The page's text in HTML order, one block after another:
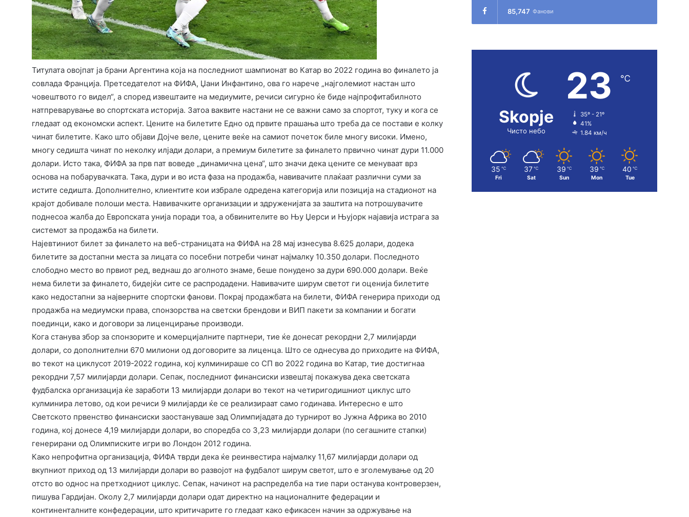
Титулата овојпат ја брани Аргентина која на последниот шампионат во Катар во 2022 година во финалето ја
совлада Франција. Претседателот на ФИФА, Џани Инфантино, ова го нарече „најголемиот настан што
човештвото го видел“, а според извештаите на медиумите, речиси сигурно ќе биде најпрофитабилното
натпреварување во спортската историја. Затоа ваквите настани не се важни само за спортот, туку и кога се
гледаат од економски аспект. Цените на билетите Едно од првите прашања што треба да се постави е колку
чинат билетите. Како што објави Дојче веле, цените веќе на самиот почеток биле многу високи. Имено,
многу седишта чинат по неколку илјади долари, а премиум билетите за финалето првично чинат дури 11.000
долари. Исто така, ФИФА за прв пат воведе „динамична цена“, што значи дека цените се менуваат врз
основа на побарувачката. Така, дури и во иста фаза на продажба, навивачите плаќаат различни суми за
истите седишта. Дополнително, клиентите кои избрале одредена категорија или позиција на стадионот на
крајот добивале полоши места. Навивачките организации и здруженијата за заштита на потрошувачите
поднесоа жалба до Европската унија поради тоа, а обвинителите во Њу Џерси и Њујорк најавија истрага за
системот за продажба на билети.
Најевтиниот билет за финалето на веб-страницата на ФИФА на 28 мај изнесува 8.625 долари, додека
билетите за достапни места за лицата со посебни потреби чинат најмалку 10.350 долари. Последното
слободно место во првиот ред, веднаш до аголното знаме, беше понудено за дури 690.000 долари. Веќе
нема билети за финалето, бидејќи сите се распродадени. Навивачите ширум светот ги оценија билетите
како недостапни за најверните спортски фанови. Покрај продажбата на билети, ФИФА генерира приходи од
продажба на медиумски права, спонзорства на светски брендови и ВИП пакети за компании и богати
поединци, како и договори за лиценцирање производи.
Кога станува збор за спонзорите и комерцијалните партнери, тие ќе донесат рекордни 2,7 милијарди
долари, со дополнителни 670 милиони од договорите за лиценца. Што се однесува до приходите на ФИФА,
во текот на циклусот 2019-2022 година, кој кулминираше со СП во 2022 година во Катар, тие достигнаа
рекордни 7,57 милијарди долари. Сепак, последниот финансиски извештај покажува дека светската
фудбалска организација ќе заработи 13 милијарди долари во текот на четиригодишниот циклус што
кулминира летово, од кои речиси 9 милијарди ќе се реализираат само годинава. Интересно е што
Светското првенство финансиски заостануваше зад Олимпијадата до турнирот во Јужна Африка во 2010
година, кој донесе 4,19 милијарди долари, во споредба со 3,23 милијарди долари (по сегашните стапки)
генерирани од Олимписките игри во Лондон 2012 година.
Како непрофитна организација, ФИФА тврди дека ќе реинвестира најмалку 11,67 милијарди долари од
вкупниот приход од 13 милијарди долари во развојот на фудбалот ширум светот, што е зголемување од 20
отсто во однос на претходниот циклус. Сепак, начинот на распределба на тие пари останува контроверзен,
пишува Гардијан. Околу 2,7 милијарди долари одат директно на националните федерации и
континенталните конфедерации, што критичарите го гледаат како ефикасен начин за одржување на
85,747 Фанови
Skopje
Чисто небо
23 ℃
35º - 21º
41%
1.84 км/ч
35 ℃
Fri
37 ℃
Sat
39 ℃
Sun
39 ℃
Mon
40 ℃
Tue